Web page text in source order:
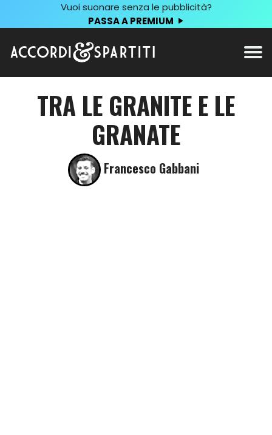
Vuoi suonare senza le pubblicità?
PASSA A PREMIUM
TRA LE GRANITE E LE
GRANATE
Francesco Gabbani